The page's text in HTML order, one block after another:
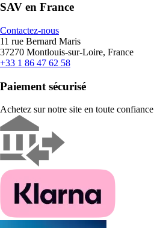
SAV en France
Contactez-nous
11 rue Bernard Maris
37270 Montlouis-sur-Loire, France
+33 1 86 47 62 58
Paiement sécurisé
Achetez sur notre site en toute confiance